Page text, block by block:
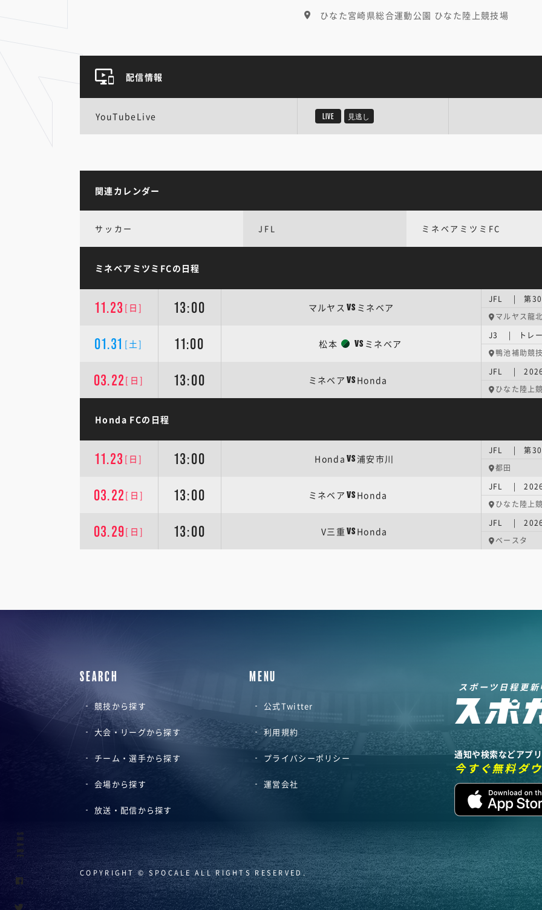
ひなた宮崎県総合運動公園 ひなた陸上競技場
配信情報
YouTubeLive LIVE 見逃し
関連カレンダー
サッカー JFL ミネベアミツミFC
ミネベアミツミFCの日程
11.23 [日] 13:00 マルヤス VS ミネベア
JFL | 第30
マルヤス龍
01.31 [土] 11:00 松本 VS ミネベア
J3 | トレー
鴨池補助競
03.22 [日] 13:00 ミネベア VS Honda
JFL | 2026
ひなた陸上
Honda FCの日程
11.23 [日] 13:00 Honda VS 浦安市川
JFL | 第30
都田
03.22 [日] 13:00 ミネベア VS Honda
JFL | 2026
ひなた陸上
03.29[日] 13:00 V三重 VS Honda
JFL | 2026
ベースタ
SEARCH
競技から探す
大会・リーグから探す
チーム・選手から探す
会場から探す
放送・配信から探す
MENU
公式Twitter
利用規約
プライバシーポリシー
運営会社
スポーツ日程更新
通知や検索などアプ
今すぐ無料ダ
COPYRIGHT © SPOCALE ALL RIGHTS RESERVED.
SHARE